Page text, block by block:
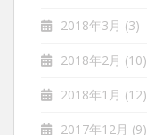
2018年3月 (3)
2018年2月 (10)
2018年1月 (12)
2017年12月 (9)